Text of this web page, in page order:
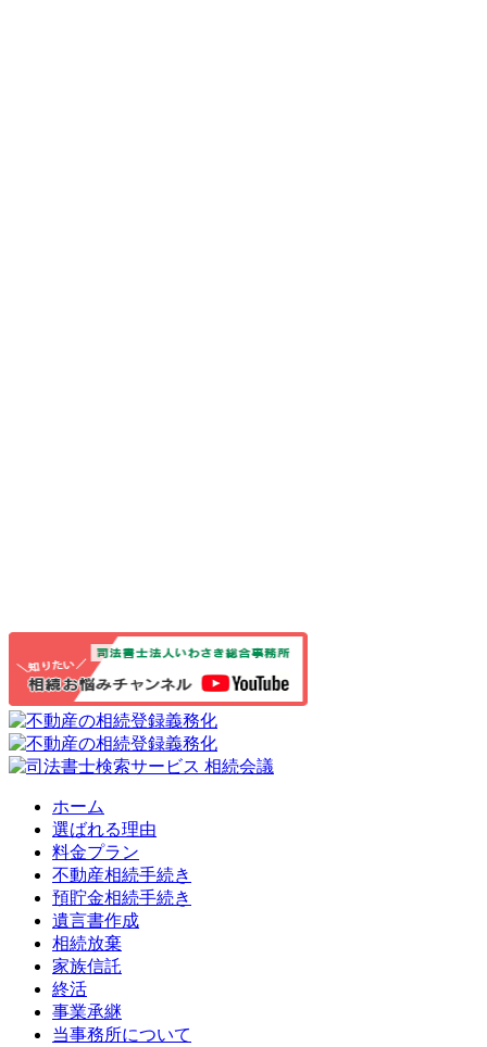
ホーム
選ばれる理由
料金プラン
不動産相続手続き
預貯金相続手続き
遺言書作成
相続放棄
家族信託
終活
事業承継
当事務所について